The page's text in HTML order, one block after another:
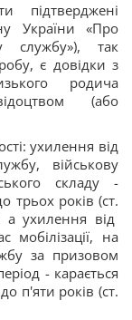
підтверджені
України «Про
службу»), так
є довідки з
родича
(або
ухилення від
військову
складу -
трьох років (ст.
а ухилення від
на
за призовом
- карається
п'яти років (ст.